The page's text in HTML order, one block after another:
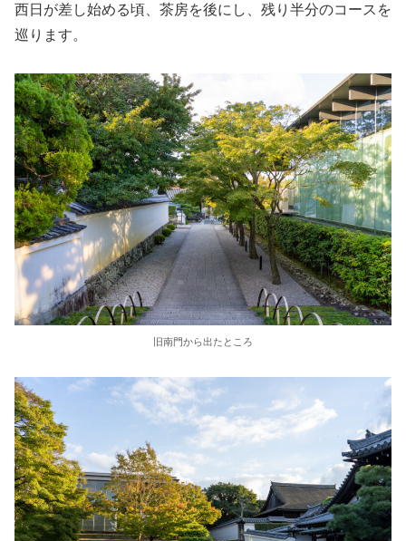
西日が差し始める頃、茶房を後にし、残り半分のコースを
巡ります。
旧南門から出たところ